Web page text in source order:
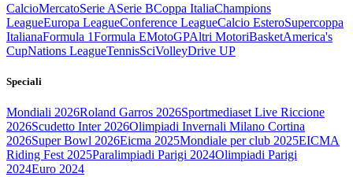
CalcioMercatoSerie ASerie BCoppa ItaliaChampions
LeagueEuropa LeagueConference LeagueCalcio EsteroSupercoppa
ItalianaFormula 1Formula EMotoGPAltri MotoriBasketAmerica's
CupNations LeagueTennisSciVolleyDrive UP
Speciali
Mondiali 2026Roland Garros 2026Sportmediaset Live Riccione
2026Scudetto Inter 2026Olimpiadi Invernali Milano Cortina
2026Super Bowl 2026Eicma 2025Mondiale per club 2025EICMA
Riding Fest 2025Paralimpiadi Parigi 2024Olimpiadi Parigi
2024Euro 2024